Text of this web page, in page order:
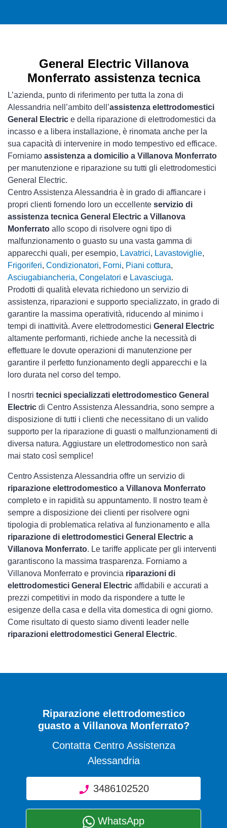
General Electric Villanova
Monferrato assistenza tecnica
L’azienda, punto di riferimento per tutta la zona di
Alessandria nell’ambito dell’assistenza elettrodomestici
General Electric e della riparazione di elettrodomestici da
incasso e a libera installazione, è rinomata anche per la
sua capacità di intervenire in modo tempestivo ed efficace.
Forniamo assistenza a domicilio a Villanova Monferrato
per manutenzione e riparazione su tutti gli elettrodomestici
General Electric.
Centro Assistenza Alessandria è in grado di affiancare i
propri clienti fornendo loro un eccellente servizio di
assistenza tecnica General Electric a Villanova
Monferrato allo scopo di risolvere ogni tipo di
malfunzionamento o guasto su una vasta gamma di
apparecchi quali, per esempio, Lavatrici, Lavastoviglie,
Frigoriferi, Condizionatori, Forni, Piani cottura,
Asciugabiancheria, Congelatori e Lavasciuga.
Prodotti di qualità elevata richiedono un servizio di
assistenza, riparazioni e supporto specializzato, in grado di
garantire la massima operatività, riducendo al minimo i
tempi di inattività. Avere elettrodomestici General Electric
altamente performanti, richiede anche la necessità di
effettuare le dovute operazioni di manutenzione per
garantire il perfetto funzionamento degli apparecchi e la
loro durata nel corso del tempo.
I nosrtri tecnici specializzati elettrodomestico General
Electric di Centro Assistenza Alessandria, sono sempre a
disposizione di tutti i clienti che necessitano di un valido
supporto per la riparazione di guasti o malfunzionamenti di
diversa natura. Aggiustare un elettrodomestico non sarà
mai stato così semplice!
Centro Assistenza Alessandria offre un servizio di
riparazione elettrodomestico a Villanova Monferrato
completo e in rapidità su appuntamento. Il nostro team è
sempre a disposizione dei clienti per risolvere ogni
tipologia di problematica relativa al funzionamento e alla
riparazione di elettrodomestici General Electric a
Villanova Monferrato. Le tariffe applicate per gli interventi
garantiscono la massima trasparenza. Forniamo a
Villanova Monferrato e provincia riparazioni di
elettrodomestici General Electric affidabili e accurati a
prezzi competitivi in modo da rispondere a tutte le
esigenze della casa e della vita domestica di ogni giorno.
Come risultato di questo siamo diventi leader nelle
riparazioni elettrodomestici General Electric.
Riparazione elettrodomestico
guasto a Villanova Monferrato?
Contatta Centro Assistenza
Alessandria
3486102520
WhatsApp